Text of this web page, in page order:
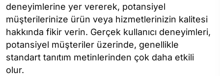
deneyimlerine yer vererek, potansiyel
müşterilerinize ürün veya hizmetlerinizin kalitesi
hakkında fikir verin. Gerçek kullanıcı deneyimleri,
potansiyel müşteriler üzerinde, genellikle
standart tanıtım metinlerinden çok daha etkili
olur.